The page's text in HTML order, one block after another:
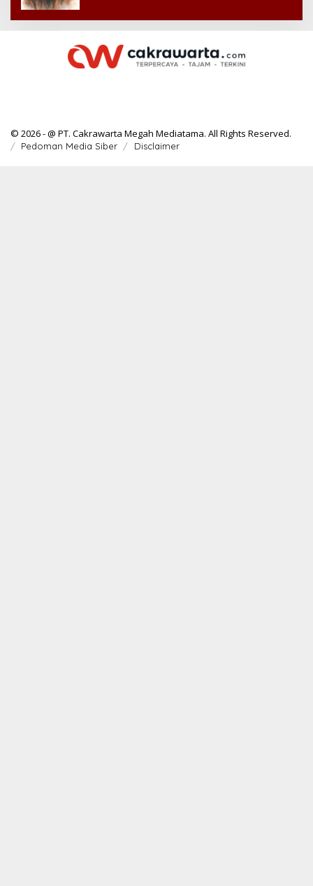
© 2026 - @ PT. Cakrawarta Megah Mediatama. All Rights Reserved.
Pedoman Media Siber Disclaimer